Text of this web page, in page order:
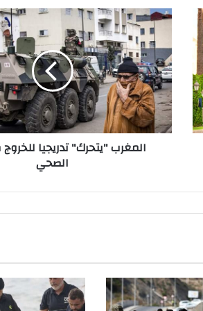
ا
غ
ر
ب
"
ي
ت
"
ج
ي
ا
ل
المغرب "يتحرك" تدريجيا
الصحي